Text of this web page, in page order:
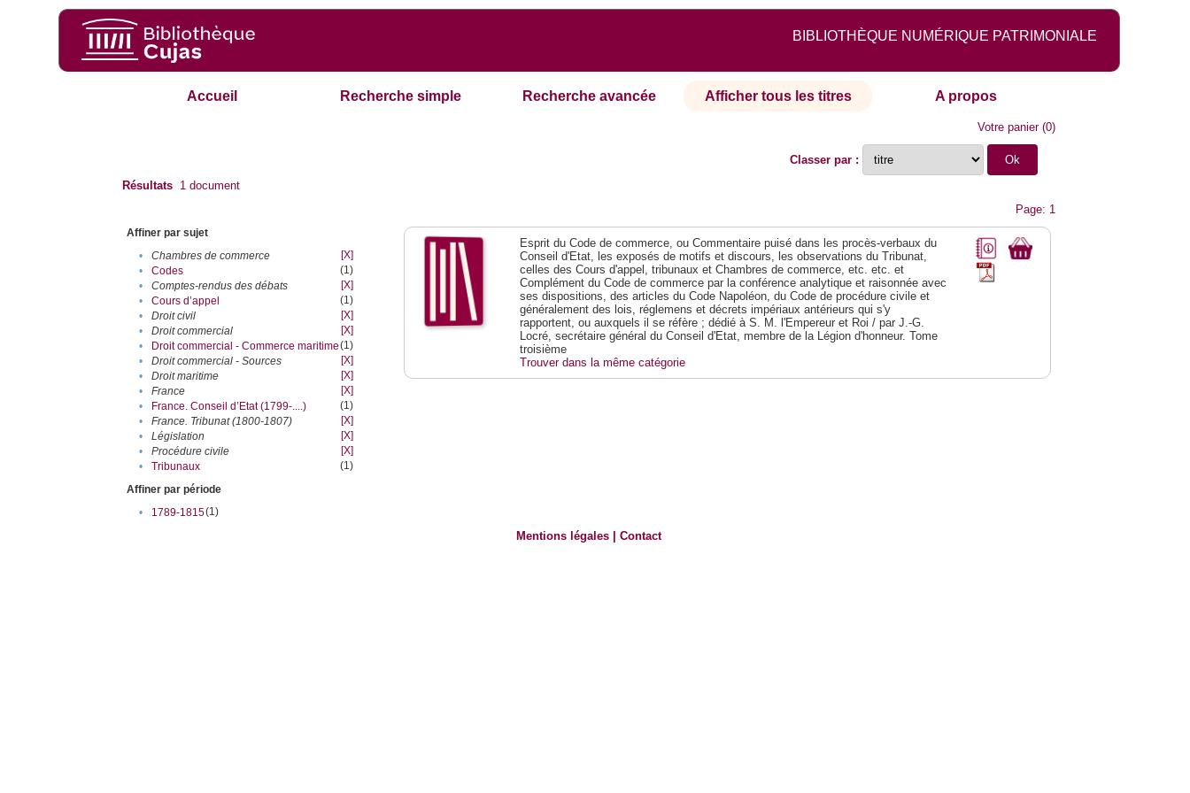
BIBLIOTHÈQUE NUMÉRIQUE PATRIMONIALE
Accueil Recherche simple Recherche avancée Afficher tous les titres A propos
Votre panier(0)
Classer par :
Résultats 1 document
Page: 1
Affiner par sujet
•
Chambres de commerce
[X]
•
Codes
(1)
•
Comptes-rendus des débats
[X]
•
Cours d’appel
(1)
•
Droit civil
[X]
•
Droit commercial
[X]
•
Droit commercial - Commerce maritime(1)
•
Droit commercial - Sources
[X]
•
Droit maritime
[X]
•
France
[X]
•
France. Conseil d’Etat (1799-....)
(1)
•
France. Tribunat (1800-1807)
[X]
•
Législation
[X]
•
Procédure civile
[X]
•
Tribunaux
(1)
Affiner par période
•
1789-1815(1)
Esprit du Code de commerce, ou Commentaire puisé dans les procès-verbaux du
Conseil d'Etat, les exposés de motifs et discours, les observations du Tribunat,
celles des Cours d'appel, tribunaux et Chambres de commerce, etc. etc. et
Complément du Code de commerce par la conférence analytique et raisonnée avec
ses dispositions, des articles du Code Napoléon, du Code de procédure civile et
généralement des lois, réglemens et décrets impériaux antérieurs qui s'y
rapportent, ou auxquels il se réfère ; dédié à S. M. l'Empereur et Roi / par J.-G.
Locré, secrétaire général du Conseil d'Etat, membre de la Légion d'honneur. Tome
troisième
Trouver dans la même catégorie
Mentions légales |Contact